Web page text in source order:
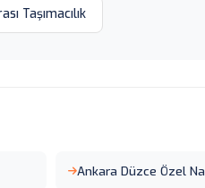
Taşımacılık
Ankara Düzce Özel